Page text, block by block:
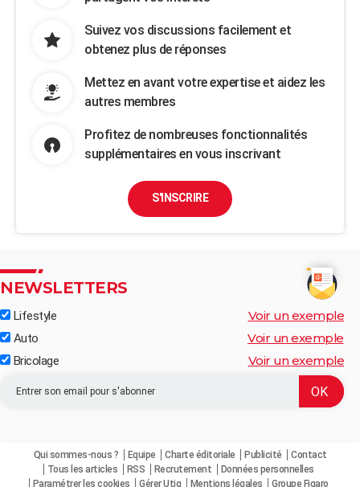
Suivez vos discussions facilement et
obtenez plus de réponses
Mettez en avant votre expertise et aidez les
autres membres
Profitez de nombreuses fonctionnalités
supplémentaires en vous inscrivant
S'INSCRIRE
NEWSLETTERS
Lifestyle Voir un exemple
Auto Voir un exemple
Bricolage Voir un exemple
Qui sommes-nous ? Equipe Charte éditoriale Publicité
Contact
Tous les articles
RSS Recrutement
Données personnelles
Paramétrer les cookies
Gérer Utiq Mentions légales Groupe Figaro